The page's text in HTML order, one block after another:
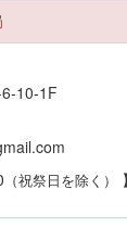
10-1F
（祝祭日を除く） 】